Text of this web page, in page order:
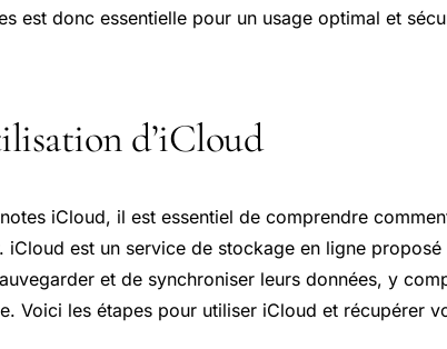
est donc essentielle pour un usage optimal et
d’iCloud
iCloud, il est essentiel de comprendre
iCloud est un service de stockage en ligne
et de synchroniser leurs données, y
Voici les étapes pour utiliser iCloud et récupérer